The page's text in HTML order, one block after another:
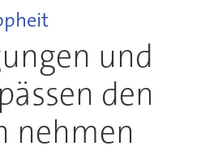
und
den
nehmen